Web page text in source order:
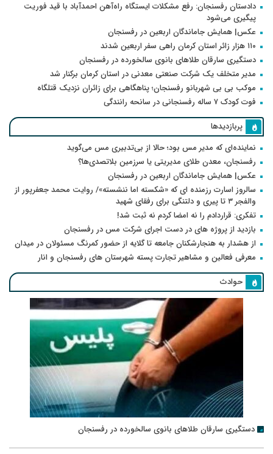
دادستان رفسنجان: رفع مشکلات ایستگاه راه‌آهن احمدآباد با قید فوریت
پیگیری می‌شود
عکس| همایش جاماندگان اربعین در رفسنجان
۱۱۰ هزار زائر استان کرمان راهی سفر اربعین شدند
دستگیری سارقان طلاهای بانوی سالخورده در رفسنجان
مدیر متخلف یک شرکت صنعتی معدنی در استان کرمان برکنار شد
موکب بی بی شهربانو رفسنجان؛ پناهگاهی برای زائران نزدیک قتلگاه
فوت کودک ۷ ساله رفسنجانی در سانحه رانندگی
پربازدیدها
نماینده‌ای که مدیر مس بود؛ حالا از بی‌تدبیری مس می‌گوید
رفسنجان، معدن طلای مدیریتی یا سرزمین بلاتصدی‌ها؟
عکس| همایش جاماندگان اربعین در رفسنجان
سالروز اسارت رزمنده ای که «شکسته اما ننشسته»/ روایت محمد جعفرپور از
والفجر ۳ تا پیری و دلتنگی برای رفقای شهید
تفکری: قراردادم را نه امضا کردم نه ثبت شد!
بازدید از پروژه های در دست اجرای شرکت مس در رفسنجان
از هشدار به هنجارشکنان جامعه تا گلایه از حضور کمرنگ مسئولان در میدان
معرفی فعالین و مشاهیر تجارت پسته شهرستان های رفسنجان و انار
حوادث
دستگیری سارقان طلاهای بانوی سالخورده در رفسنجان